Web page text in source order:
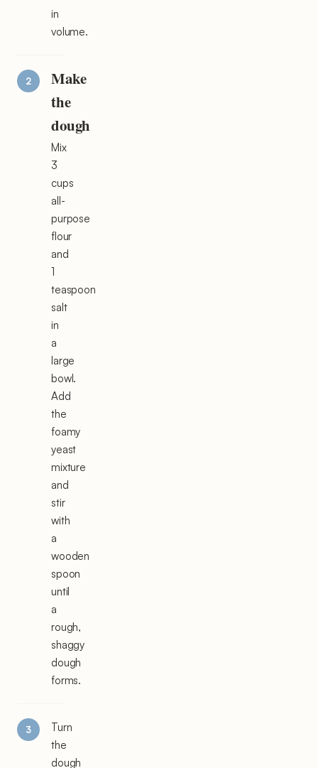
in
volume.
Make
the
dough
Mix
3
cups
all-
purpose
flour
and
1
teaspoon
salt
in
a
large
bowl.
Add
the
foamy
yeast
mixture
and
stir
with
a
wooden
spoon
until
a
rough,
shaggy
dough
forms.
Turn
the
dough